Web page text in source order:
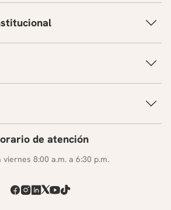
de atención
viernes 8:00 a.m. a 6:30 p.m.